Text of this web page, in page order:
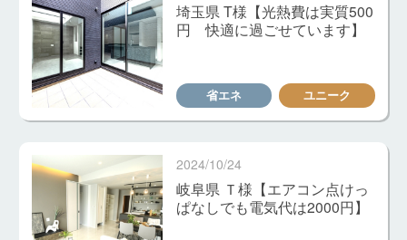
埼玉県 T様【光熱費は実質500
円 快適に過ごせています】
省エネ ユニーク
2024/10/24
岐阜県 Ｔ様【エアコン点けっ
ぱなしでも電気代は2000円】